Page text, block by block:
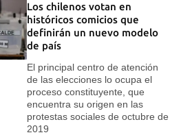
Los chilenos votan en
históricos comicios que
definirán un nuevo modelo
de país
El principal centro de atención
de las elecciones lo ocupa el
proceso constituyente, que
encuentra su origen en las
protestas sociales de octubre de
2019